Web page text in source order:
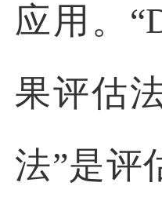
应用。
果评估
法”是评